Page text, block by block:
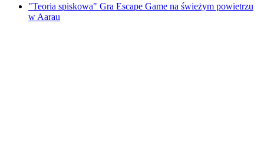
"Teoria spiskowa" Gra Escape Game na świeżym powietrzu
w Aarau